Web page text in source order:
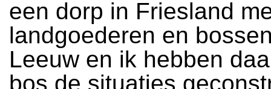
een dorp in Friesland
landgoederen en
Leeuw en ik hebben
bos de situaties